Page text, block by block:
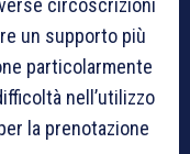
un supporto più
particolarmente
nell’utilizzo
la prenotazione